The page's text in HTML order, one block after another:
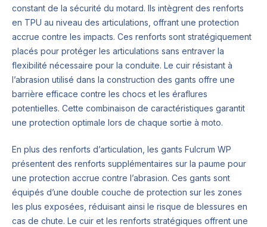
constant de la sécurité du motard. Ils intègrent des renforts
en TPU au niveau des articulations, offrant une protection
accrue contre les impacts. Ces renforts sont stratégiquement
placés pour protéger les articulations sans entraver la
flexibilité nécessaire pour la conduite. Le cuir résistant à
l’abrasion utilisé dans la construction des gants offre une
barrière efficace contre les chocs et les éraflures
potentielles. Cette combinaison de caractéristiques garantit
une protection optimale lors de chaque sortie à moto.
En plus des renforts d’articulation, les gants Fulcrum WP
présentent des renforts supplémentaires sur la paume pour
une protection accrue contre l’abrasion. Ces gants sont
équipés d’une double couche de protection sur les zones
les plus exposées, réduisant ainsi le risque de blessures en
cas de chute. Le cuir et les renforts stratégiques offrent une